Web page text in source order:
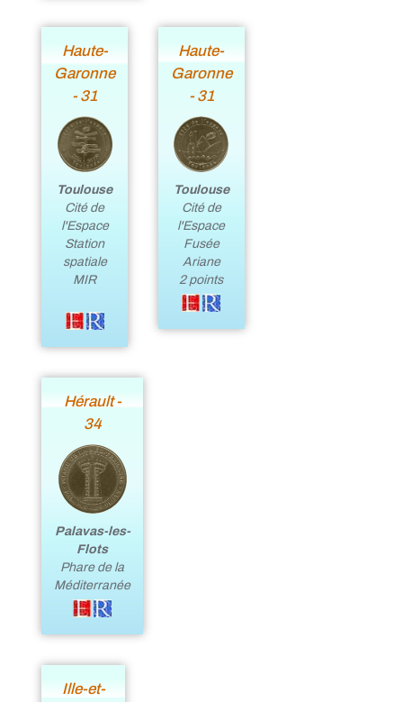
Haute-
Garonne
- 31
Toulouse
Cité de
l'Espace
Station
spatiale
MIR
Haute-
Garonne
- 31
Toulouse
Cité de
l'Espace
Fusée
Ariane
2 points
Hérault -
34
Palavas-les-
Flots
Phare de la
Méditerranée
Ille-et-